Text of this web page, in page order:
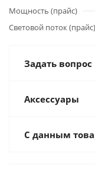
Мощность (прайс)
Световой поток (прайс)
Задать вопрос
Аксессуары
С данным